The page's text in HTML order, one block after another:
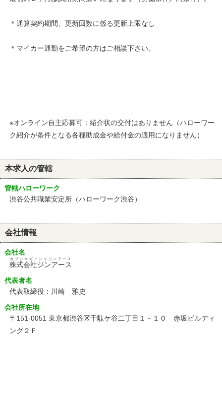
＊通算契約期間、更新回数に係る更新上限なし
＊マイカー通勤をご希望の方はご相談下さい。
※オンライン自主応募可：紹介状の交付はありません（ハローワー
ク紹介が条件となる各種助成金や給付金の適用になりません）
本求人の管轄
管轄ハローワーク
渋谷公共職業安定所（ハローワーク渋谷）
会社情報
会社名
株式会社ジンアース
カブシキガイシャジンアース
代表者名
代表取締役：川崎 雅史
会社所在地
〒151-0051 東京都渋谷区千駄ケ谷二丁目１－１０ 赤坂ビルディ
ング２Ｆ